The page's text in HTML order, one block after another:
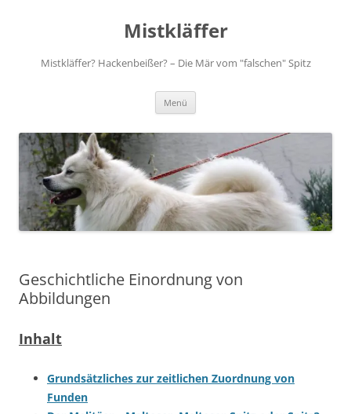
Mistkläffer
Mistkläffer? Hackenbeißer? – Die Mär vom "falschen" Spitz
Menü
Geschichtliche Einordnung von
Abbildungen
Inhalt
Grundsätzliches zur zeitlichen Zuordnung von
Funden